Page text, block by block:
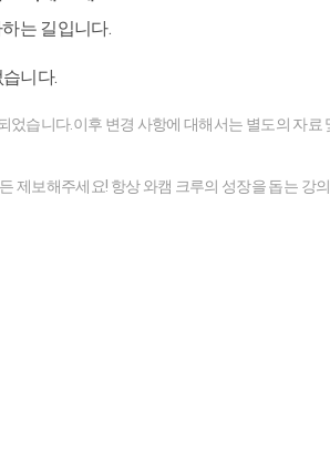
는 길입니다.
니다.
었습니다.이후 변경 사항에 대해서는 별도의 자료
제보해주세요! 항상 와캠 크루의 성장을 돕는 강